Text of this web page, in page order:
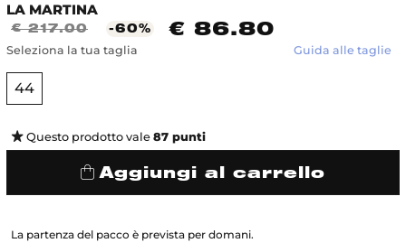
LA MARTINA
€ 217.00 -60% € 86.80
Seleziona la tua taglia Guida alle taglie
44
Questo prodotto vale 87 punti
Aggiungi al carrello
La partenza del pacco è prevista per domani.